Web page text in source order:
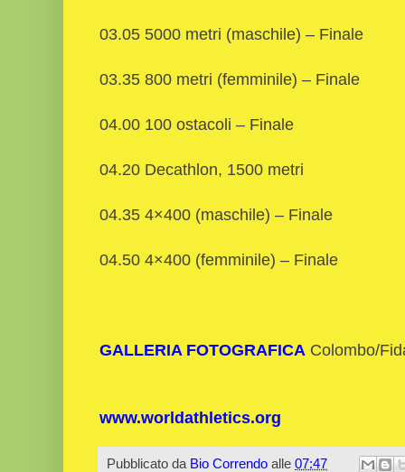
03.05 5000 metri (maschile) – Finale
03.35 800 metri (femminile) – Finale
04.00 100 ostacoli – Finale
04.20 Decathlon, 1500 metri
04.35 4×400 (maschile) – Finale
04.50 4×400 (femminile) – Finale
GALLERIA FOTOGRAFICA Colombo/
www.worldathletics.org
Pubblicato da Bio Correndo alle 07:47